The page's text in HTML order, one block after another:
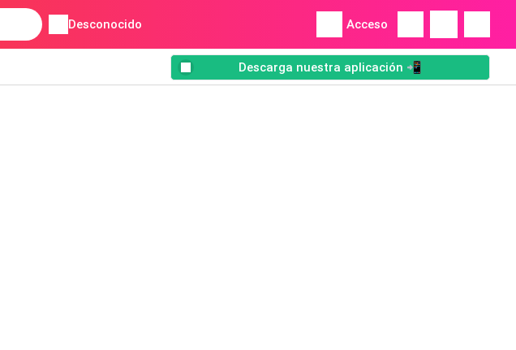
Desconocido Acceso
Descarga nuestra aplicación 📲